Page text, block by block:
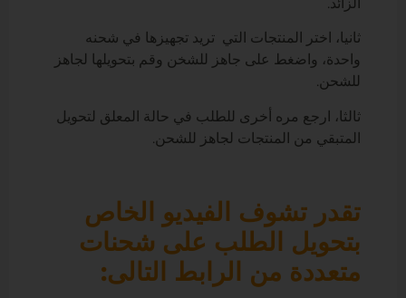
ثانيا، اختر المنتجات التي تريد تجهيزها في شحنه
واحدة، واضغط على جاهز للشخن وقم بتحويلها لجاهز
للشحن.
ثالثا، ارجع مره أخرى للطلب في حالة المعلق لتحويل
المتبقي من المنتجات لجاهز للشحن.
تقدر تشوف الفيديو الخاص
بتحويل الطلب على شحنات
متعددة من الرابط التالى: